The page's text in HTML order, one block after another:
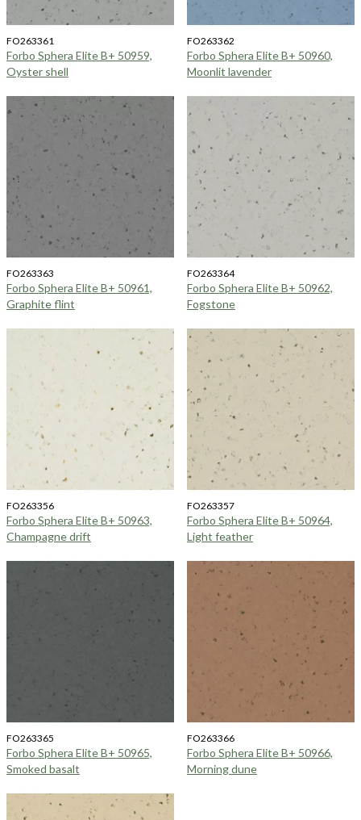
FO263361
Forbo Sphera Elite B+ 50959,
Oyster shell
FO263362
Forbo Sphera Elite B+ 50960,
Moonlit lavender
FO263363
Forbo Sphera Elite B+ 50961,
Graphite flint
FO263364
Forbo Sphera Elite B+ 50962,
Fogstone
FO263356
Forbo Sphera Elite B+ 50963,
Champagne drift
FO263357
Forbo Sphera Elite B+ 50964,
Light feather
FO263365
Forbo Sphera Elite B+ 50965,
Smoked basalt
FO263366
Forbo Sphera Elite B+ 50966,
Morning dune